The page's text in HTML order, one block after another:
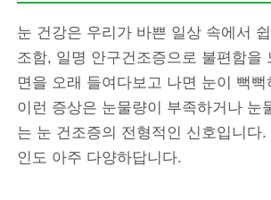
눈 건강은 우리가 바쁜 일상 속에서
조함, 일명 안구건조증으로 불편함
면을 오래 들여다보고 나면 눈이 뻑
이런 증상은 눈물량이 부족하거나
는 눈 건조증의 전형적인 신호입니다
인도 아주 다양하답니다.